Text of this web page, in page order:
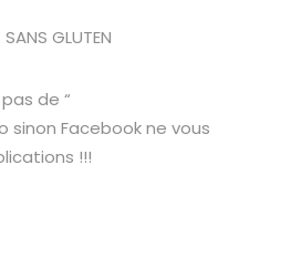
GLUTEN
de “
sinon Facebook ne vous
!!!